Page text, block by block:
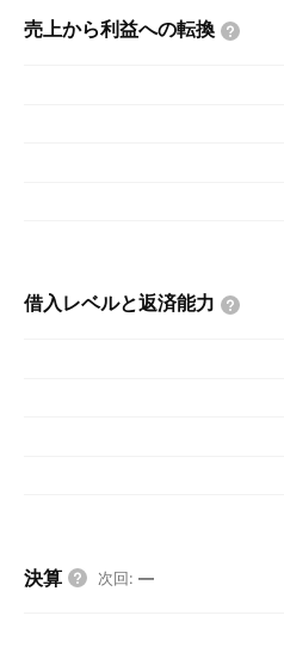
売上から利益への転換
借入レベルと返済能力
決算 次回: —